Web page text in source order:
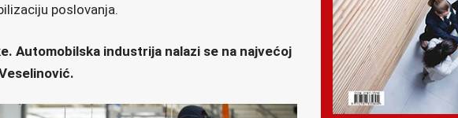
poslovanja.
Automobilska industrija nalazi se na najvećoj